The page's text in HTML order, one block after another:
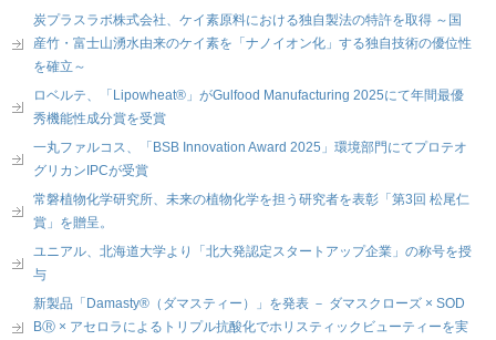
炭プラスラボ株式会社、ケイ素原料における独自製法の特許を取得 ～国
産竹・富士山湧水由来のケイ素を「ナノイオン化」する独自技術の優位性
を確立～
ロベルテ、「Lipowheat®」がGulfood Manufacturing 2025にて年間最優
秀機能性成分賞を受賞
一丸ファルコス、「BSB Innovation Award 2025」環境部門にてプロテオ
グリカンIPCが受賞
常磐植物化学研究所、未来の植物化学を担う研究者を表彰「第3回 松尾仁
賞」を贈呈。
ユニアル、北海道大学より「北大発認定スタートアップ企業」の称号を授
与
新製品「Damasty®（ダマスティー）」を発表 － ダマスクローズ × SOD
BⓇ × アセロラによるトリプル抗酸化でホリスティックビューティーを実